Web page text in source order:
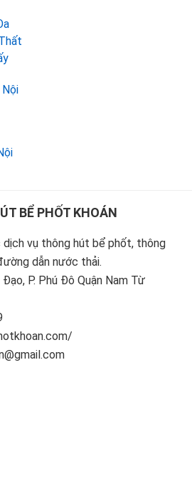
BỂ PHỐT KHOÁN
dịch vụ thông hút bể phốt, thông
dẫn nước thải.
P. Phú Đô Quận Nam Từ